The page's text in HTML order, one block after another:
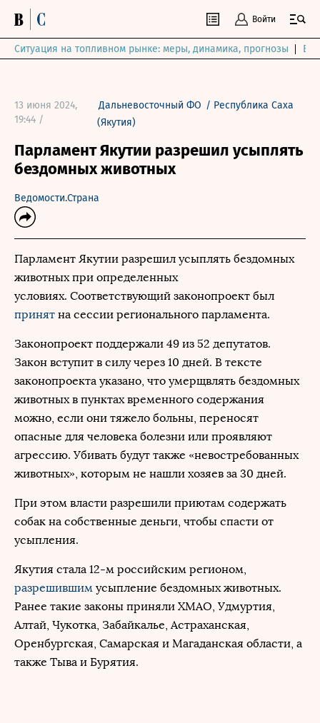
Войти
Ситуация на топливном рынке: меры, динамика, прогнозы
13 июня 2024,
19:44 /
Дальневосточный ФО / Республика Саха
(Якутия)
Парламент Якутии разрешил усыплять
бездомных животных
Ведомости.Страна
Парламент Якутии разрешил усыплять бездомных
животных при определенных
условиях. Соответствующий законопроект был
принят на сессии регионального парламента.
Законопроект поддержали 49 из 52 депутатов.
Закон вступит в силу через 10 дней. В тексте
законопроекта указано, что умерщвлять бездомных
животных в пунктах временного содержания
можно, если они тяжело больны, переносят
опасные для человека болезни или проявляют
агрессию. Убивать будут также «невостребованных
животных», которым не нашли хозяев за 30 дней.
При этом власти разрешили приютам содержать
собак на собственные деньги, чтобы спасти от
усыпления.
Якутия стала 12-м российским регионом,
разрешившим усыпление бездомных животных.
Ранее такие законы приняли ХМАО, Удмуртия,
Алтай, Чукотка, Забайкалье, Астраханская,
Оренбургская, Самарская и Магаданская области, а
также Тыва и Бурятия.